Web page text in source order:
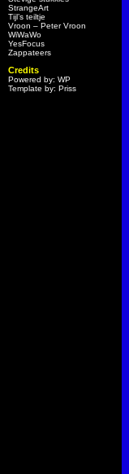
StrangeArt
Tijl’s teiltje
Vroon – Peter Vroon
WiWaWo
YesFocus
Zappateers
Credits
Powered by: WP
Template by: Priss